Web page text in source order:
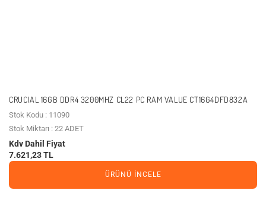
CRUCIAL 16GB DDR4 3200MHZ CL22 PC RAM VALUE CT16G4DFD832A
Stok Kodu : 11090
Stok Miktarı : 22 ADET
Kdv Dahil Fiyat
7.621,23 TL
ÜRÜNÜ İNCELE